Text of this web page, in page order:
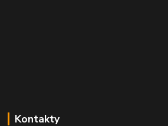
Kontakty